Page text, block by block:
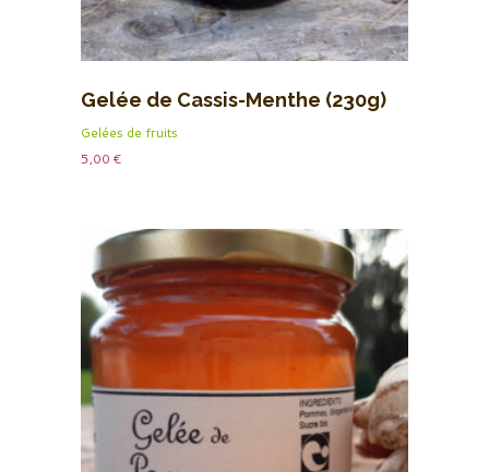
Gelée de Cassis-Menthe (230g)
Gelées de fruits
5,00€